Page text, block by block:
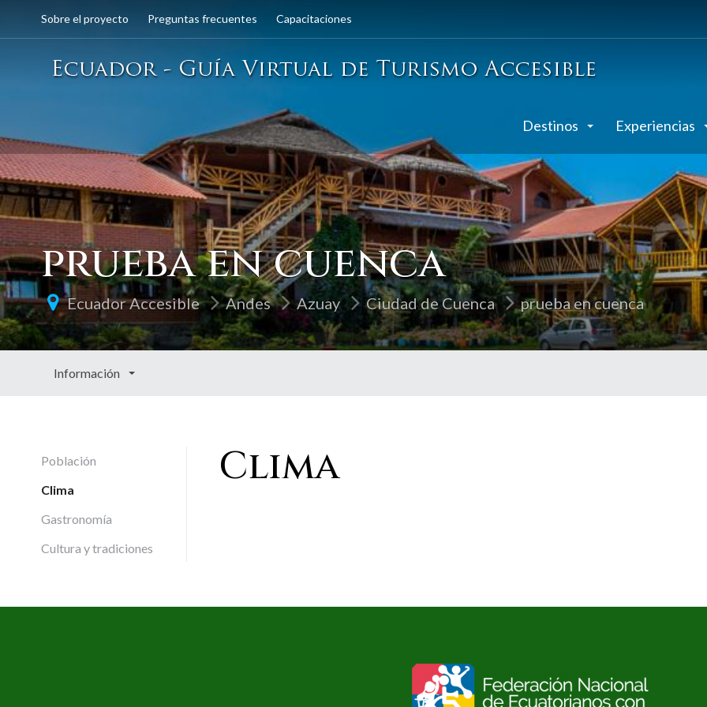
Sobre el proyecto Preguntas frecuentes Capacitaciones
Destinos Experiencias
prueba en cuenca
Ecuador Accesible Andes Azuay Ciudad de Cuenca prueba en cuenca
Información
Población
Clima
Gastronomía
Cultura y tradiciones
Clima